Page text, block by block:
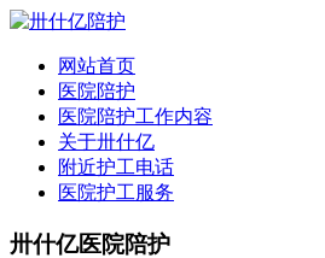
网站首页
医院陪护
医院陪护工作内容
关于卅什亿
附近护工电话
医院护工服务
卅什亿医院陪护